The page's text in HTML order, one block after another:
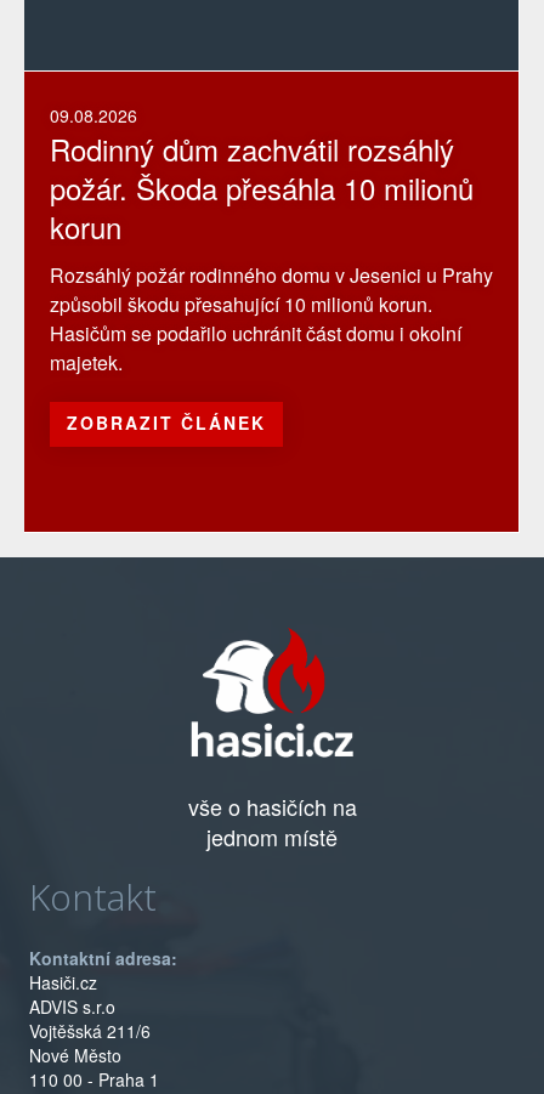
09.08.2026
Rodinný dům zachvátil rozsáhlý
požár. Škoda přesáhla 10 milionů
korun
Rozsáhlý požár rodinného domu v Jesenici u Prahy
způsobil škodu přesahující 10 milionů korun.
Hasičům se podařilo uchránit část domu i okolní
majetek.
ZOBRAZIT ČLÁNEK
vše o hasičích na
jednom místě
Kontakt
Kontaktní adresa:
Hasiči.cz
ADVIS s.r.o
Vojtěšská 211/6
Nové Město
110 00 - Praha 1